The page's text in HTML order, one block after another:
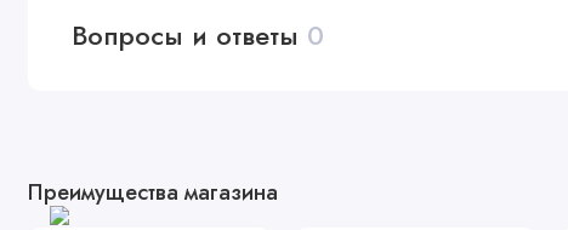
Вопросы и ответы 0
Преимущества магазина